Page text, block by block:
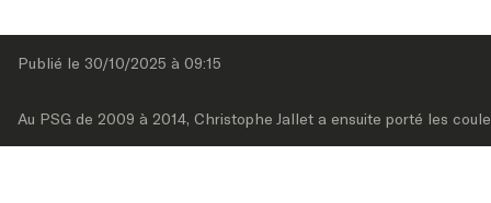
Publié le 30/10/2025 à 09:15
Au PSG de 2009 à 2014, Christophe Jallet a ensuite porté les